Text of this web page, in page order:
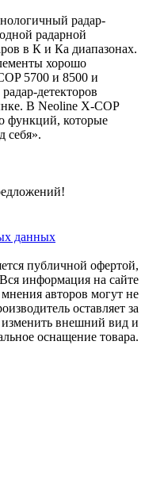
радар-
радарной
в К и Ка диапазонах.
хорошо
5700 и 8500 и
детекторов
В Neoline X-COP
функций, которые
себя».
данных
публичной офертой,
информация на сайте
авторов могут не
оставляет за
изменить внешний вид и
оснащение товара.